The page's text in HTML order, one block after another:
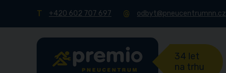
+420 602 707 697 odbyt@pneucentrumnn.cz
34 let
na trhu